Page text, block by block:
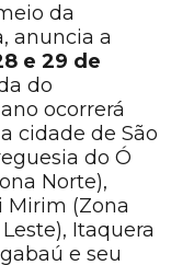
da
anuncia a
e 29 de
do
ocorrerá
cidade de São
do Ó
Norte),
Mirim (Zona
Itaquera
e seu